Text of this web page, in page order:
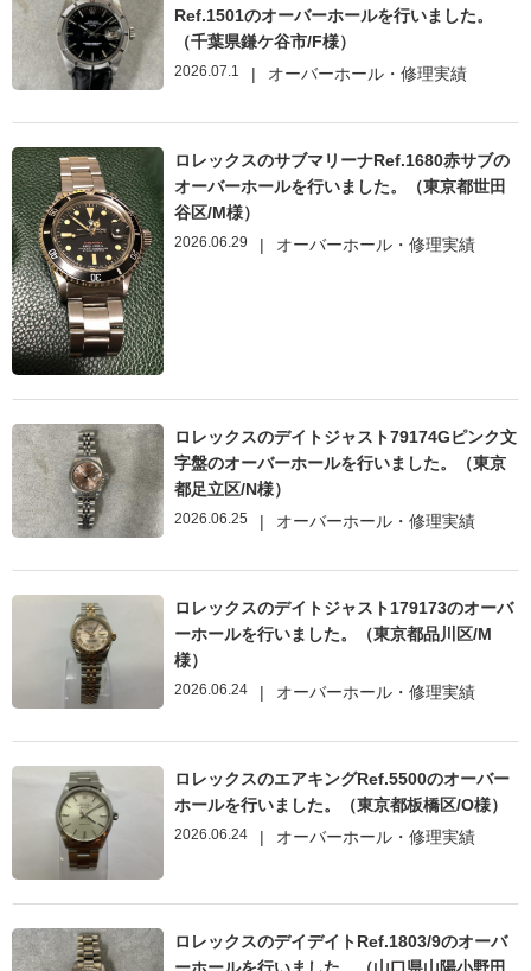
Ref.1501のオーバーホールを行いました。
（千葉県鎌ケ谷市/F様）
2026.07.1 | オーバーホール・修理実績
ロレックスのサブマリーナRef.1680赤サブの
オーバーホールを行いました。（東京都世田
谷区/M様）
2026.06.29 | オーバーホール・修理実績
ロレックスのデイトジャスト79174Gピンク文
字盤のオーバーホールを行いました。（東京
都足立区/N様）
2026.06.25 | オーバーホール・修理実績
ロレックスのデイトジャスト179173のオーバ
ーホールを行いました。（東京都品川区/M
様）
2026.06.24 | オーバーホール・修理実績
ロレックスのエアキングRef.5500のオーバー
ホールを行いました。（東京都板橋区/O様）
2026.06.24 | オーバーホール・修理実績
ロレックスのデイデイトRef.1803/9のオーバ